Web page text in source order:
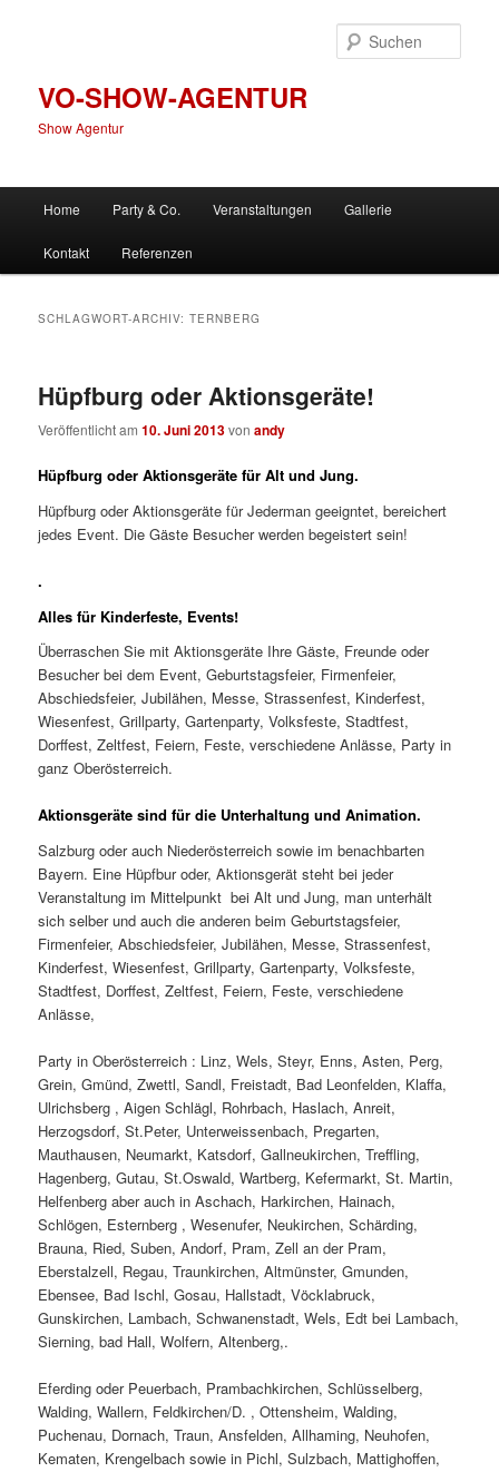
VO-SHOW-AGENTUR
Show Agentur
Home Party & Co. Veranstaltungen Gallerie
Kontakt Referenzen
SCHLAGWORT-ARCHIV:TERNBERG
Hüpfburg oder Aktionsgeräte!
Veröffentlicht am10. Juni 2013vonandy
Hüpfburg oder Aktionsgeräte für Alt und Jung.
Hüpfburg oder Aktionsgeräte für Jederman geeigntet, bereichert
jedes Event. Die Gäste Besucher werden begeistert sein!
.
Alles für Kinderfeste, Events!
Überraschen Sie mit Aktionsgeräte Ihre Gäste, Freunde oder
Besucher bei dem Event, Geburtstagsfeier, Firmenfeier,
Abschiedsfeier, Jubilähen, Messe, Strassenfest, Kinderfest,
Wiesenfest, Grillparty, Gartenparty, Volksfeste, Stadtfest,
Dorffest, Zeltfest, Feiern, Feste, verschiedene Anlässe, Party in
ganz Oberösterreich.
Aktionsgeräte sind für die Unterhaltung und Animation.
Salzburg oder auch Niederösterreich sowie im benachbarten
Bayern. Eine Hüpfbur oder, Aktionsgerät steht bei jeder
Veranstaltung im Mittelpunkt bei Alt und Jung, man unterhält
sich selber und auch die anderen beim Geburtstagsfeier,
Firmenfeier, Abschiedsfeier, Jubilähen, Messe, Strassenfest,
Kinderfest, Wiesenfest, Grillparty, Gartenparty, Volksfeste,
Stadtfest, Dorffest, Zeltfest, Feiern, Feste, verschiedene
Anlässe,
Party in Oberösterreich : Linz, Wels, Steyr, Enns, Asten, Perg,
Grein, Gmünd, Zwettl, Sandl, Freistadt, Bad Leonfelden, Klaffa,
Ulrichsberg , Aigen Schlägl, Rohrbach, Haslach, Anreit,
Herzogsdorf, St.Peter, Unterweissenbach, Pregarten,
Mauthausen, Neumarkt, Katsdorf, Gallneukirchen, Treffling,
Hagenberg, Gutau, St.Oswald, Wartberg, Kefermarkt, St. Martin,
Helfenberg aber auch in Aschach, Harkirchen, Hainach,
Schlögen, Esternberg , Wesenufer, Neukirchen, Schärding,
Brauna, Ried, Suben, Andorf, Pram, Zell an der Pram,
Eberstalzell, Regau, Traunkirchen, Altmünster, Gmunden,
Ebensee, Bad Ischl, Gosau, Hallstadt, Vöcklabruck,
Gunskirchen, Lambach, Schwanenstadt, Wels, Edt bei Lambach,
Sierning, bad Hall, Wolfern, Altenberg,.
Eferding oder Peuerbach, Prambachkirchen, Schlüsselberg,
Walding, Wallern, Feldkirchen/D. , Ottensheim, Walding,
Puchenau, Dornach, Traun, Ansfelden, Allhaming, Neuhofen,
Kematen, Krengelbach sowie in Pichl, Sulzbach, Mattighoffen,